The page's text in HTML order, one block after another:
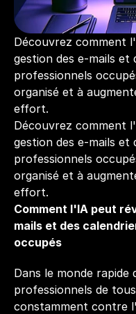
Découvrez comment
gestion des e-mails et
professionnels
organisé et à
effort.
Découvrez comment
gestion des e-mails et
professionnels
organisé et à
effort.
Comment l'IA peut
mails et des
occupés
Dans le monde rapide
professionnels de
constamment contre